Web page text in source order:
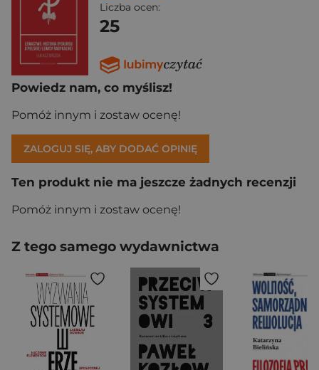
Liczba ocen:
25
Powiedz nam, co myślisz!
Pomóż innym i zostaw ocenę!
ZALOGUJ SIĘ, ABY DODAĆ OPINIĘ
Ten produkt nie ma jeszcze żadnych recenzji
Pomóż innym i zostaw ocenę!
Z tego samego wydawnictwa